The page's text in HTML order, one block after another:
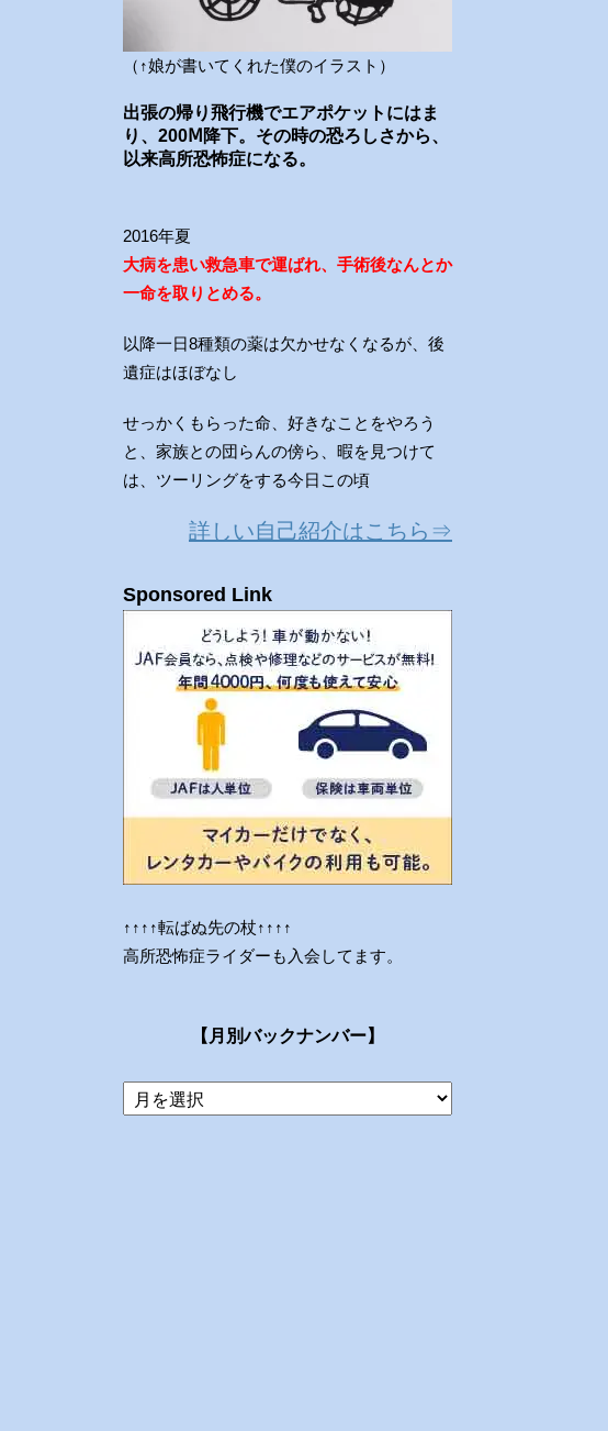
（↑娘が書いてくれた僕のイラスト）
出張の帰り飛行機でエアポケットにはま
り、200Ⅿ降下。その時の恐ろしさから、
以来高所恐怖症になる。
2016年夏
大病を患い救急車で運ばれ、手術後なんとか
一命を取りとめる。
以降一日8種類の薬は欠かせなくなるが、後
遺症はほぼなし
せっかくもらった命、好きなことをやろう
と、家族との団らんの傍ら、暇を見つけて
は、ツーリングをする今日この頃
詳しい自己紹介はこちら⇒
Sponsored Link
↑↑↑↑転ばぬ先の杖↑↑↑↑
高所恐怖症ライダーも入会してます。
【月別バックナンバー】
当
ブ